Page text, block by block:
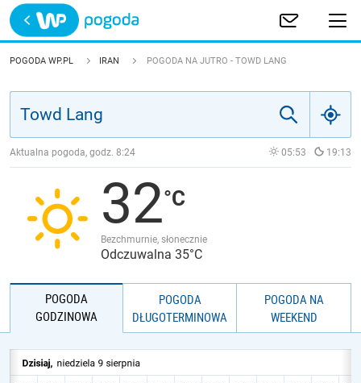
Trwa ładowanie
POLSKA
JAKOŚĆ POWIETRZA
POGODA WP.PL IRAN POGODA NA JUTRO - TOWD LANG
Aktualna pogoda, godz. 8:24 05:53 19:13
32
Bezchmurnie, słonecznie
Odczuwalna 35°C
POGODA
GODZINOWA
POGODA
DŁUGOTERMINOWA
POGODA NA
WEEKEND